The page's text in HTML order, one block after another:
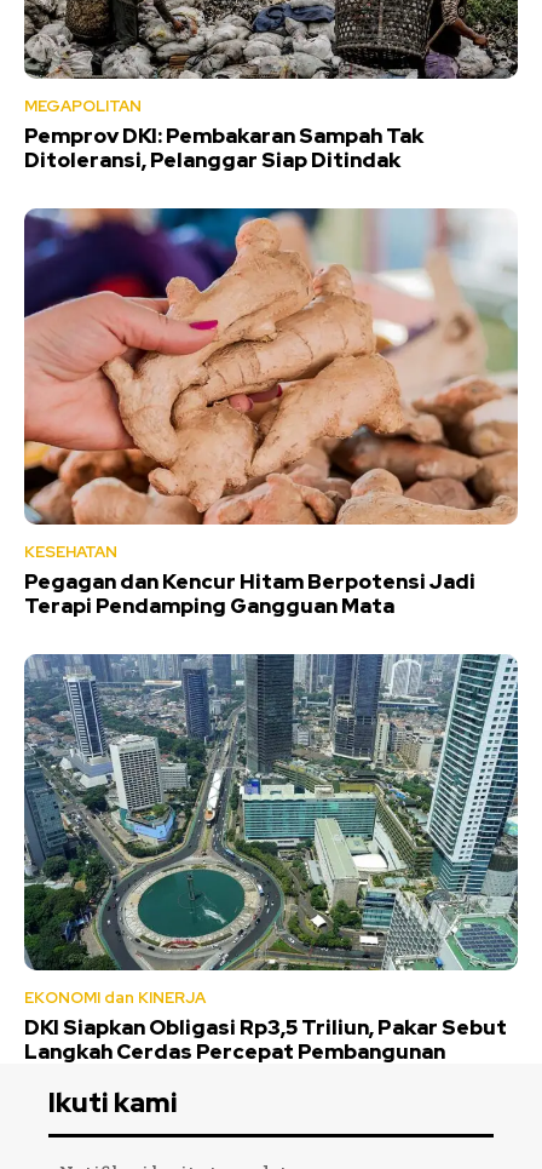
MEGAPOLITAN
Pemprov DKI: Pembakaran Sampah Tak
Ditoleransi, Pelanggar Siap Ditindak
KESEHATAN
Pegagan dan Kencur Hitam Berpotensi Jadi
Terapi Pendamping Gangguan Mata
EKONOMI dan KINERJA
DKI Siapkan Obligasi Rp3,5 Triliun, Pakar Sebut
Langkah Cerdas Percepat Pembangunan
Ikuti kami